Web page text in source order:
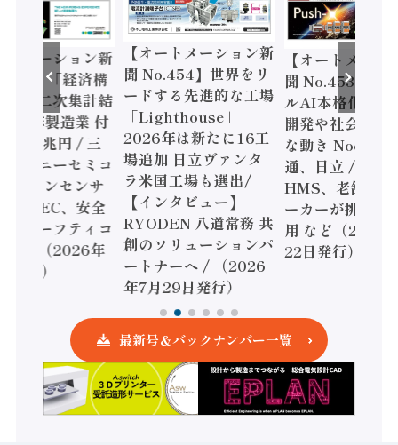
トメーション新
】「経済構
調査二次集計結
年製造業 付
額86兆円 / 三
とソニーセミコ
ジョンセンサ
/ IDEC、安全
すセーフティコ
ーラ（2026年
発行）
【オートメーション新
聞 No.454】世界をリ
ードする先進的な工場
「Lighthouse」
2026年は新たに16工
場追加 日立ヴァンタ
ラ米国工場も選出/
【インタビュー】
RYODEN 八道常務 共
創のソリューションパ
ートナーへ / （2026
年7月29日発行）
【オートメーシ
聞 No.453】フ
ルAI本格化へ
開発や社会実装
な動き Noetra
通、日立 / 兵神
HMS、老舗ポ
ーカーが挑むデ
用 など（2026
22日発行）
最新号＆バックナンバー一覧